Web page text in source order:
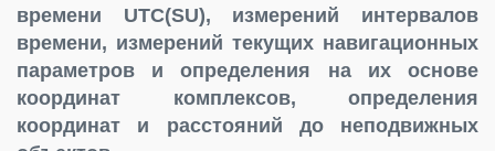
времени UTC(SU), измерений интервалов
времени, измерений текущих навигационных
параметров и определения на их основе
координат комплексов, определения
координат и расстояний до неподвижных